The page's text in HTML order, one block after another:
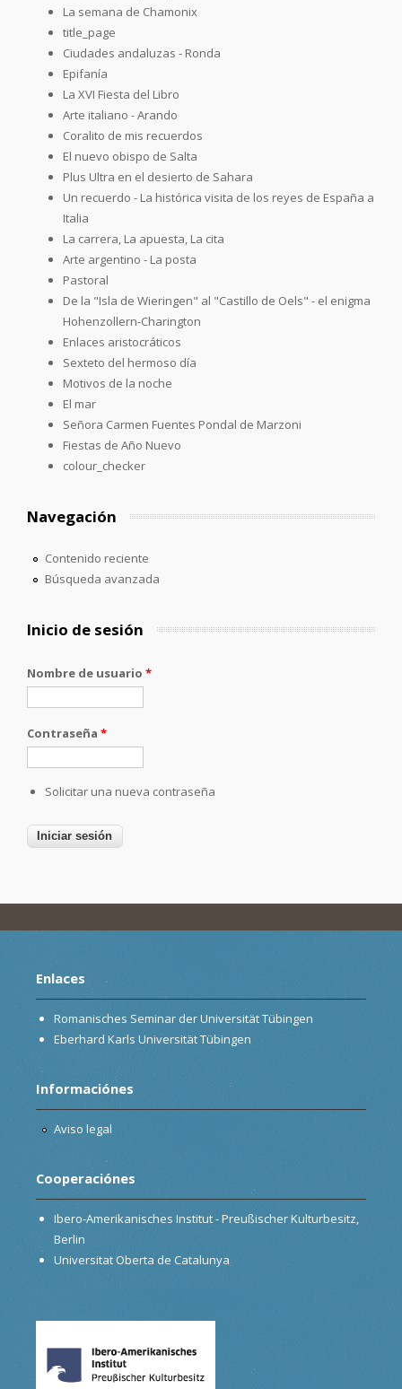
La semana de Chamonix
title_page
Ciudades andaluzas - Ronda
Epifanía
La XVI Fiesta del Libro
Arte italiano - Arando
Coralito de mis recuerdos
El nuevo obispo de Salta
Plus Ultra en el desierto de Sahara
Un recuerdo - La histórica visita de los reyes de España a
Italia
La carrera, La apuesta, La cita
Arte argentino - La posta
Pastoral
De la "Isla de Wieringen" al "Castillo de Oels" - el enigma
Hohenzollern-Charington
Enlaces aristocráticos
Sexteto del hermoso día
Motivos de la noche
El mar
Señora Carmen Fuentes Pondal de Marzoni
Fiestas de Año Nuevo
colour_checker
Navegación
Contenido reciente
Búsqueda avanzada
Inicio de sesión
Nombre de usuario *
Contraseña *
Solicitar una nueva contraseña
Enlaces
Romanisches Seminar der Universität Tübingen
Eberhard Karls Universität Tübingen
Informaciónes
Aviso legal
Cooperaciónes
Ibero-Amerikanisches Institut - Preußischer Kulturbesitz,
Berlin
Universitat Oberta de Catalunya